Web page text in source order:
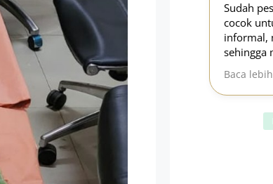
Sudah pesan berulang kali sangat
cocok untuk acara formal maupun
informal, menunya yang banyak
sehingga mengenyangkan. Menjadi
opsi yang paling mudah untuk
berbagai acara.
Baca lebih lajut